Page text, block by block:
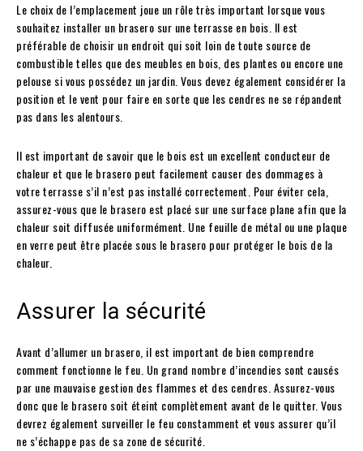
Le choix de l’emplacement joue un rôle très important lorsque vous
souhaitez installer un brasero sur une terrasse en bois. Il est
préférable de choisir un endroit qui soit loin de toute source de
combustible telles que des meubles en bois, des plantes ou encore une
pelouse si vous possédez un jardin. Vous devez également considérer la
position et le vent pour faire en sorte que les cendres ne se répandent
pas dans les alentours.
Il est important de savoir que le bois est un excellent conducteur de
chaleur et que le brasero peut facilement causer des dommages à
votre terrasse s’il n’est pas installé correctement. Pour éviter cela,
assurez-vous que le brasero est placé sur une surface plane afin que la
chaleur soit diffusée uniformément. Une feuille de métal ou une plaque
en verre peut être placée sous le brasero pour protéger le bois de la
chaleur.
Assurer la sécurité
Avant d’allumer un brasero, il est important de bien comprendre
comment fonctionne le feu. Un grand nombre d’incendies sont causés
par une mauvaise gestion des flammes et des cendres. Assurez-vous
donc que le brasero soit éteint complètement avant de le quitter. Vous
devrez également surveiller le feu constamment et vous assurer qu’il
ne s’échappe pas de sa zone de sécurité.